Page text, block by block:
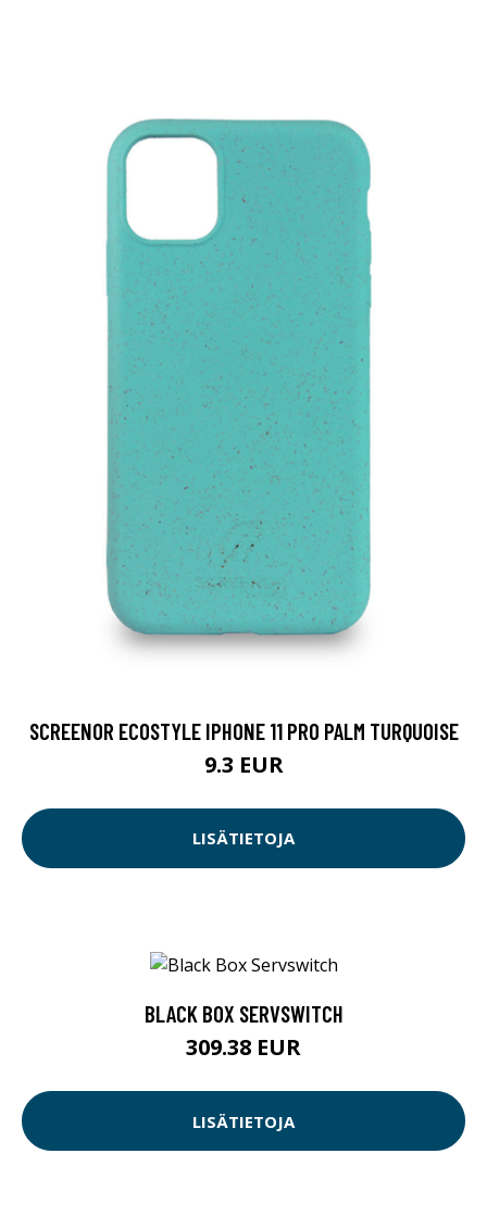
SCREENOR ECOSTYLE IPHONE 11 PRO PALM TURQUOISE
9.3 EUR
LISÄTIETOJA
BLACK BOX SERVSWITCH
309.38 EUR
LISÄTIETOJA